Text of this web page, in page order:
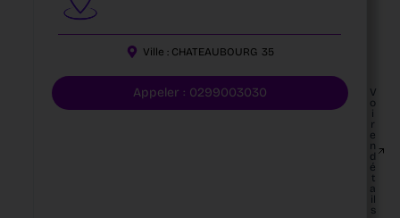
Ville : CHATEAUBOURG 35
Appeler : 0299003030
V
o
i
r
e
n
d
é
t
a
il
s